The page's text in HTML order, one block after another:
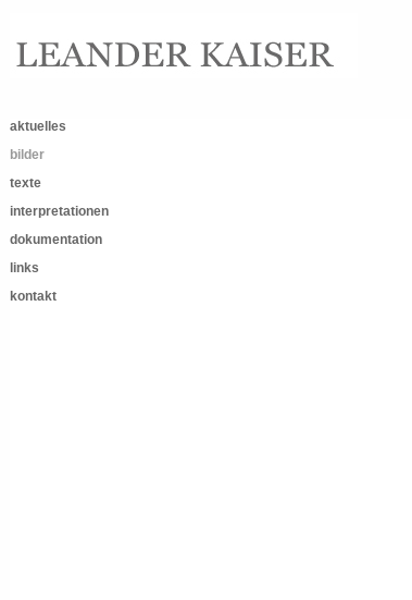
aktuelles
bilder
texte
interpretationen
dokumentation
links
kontakt